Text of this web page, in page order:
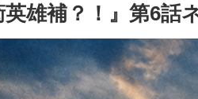
英雄補？！』第6